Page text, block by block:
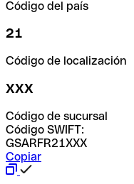
Código del país
21
Código de localización
XXX
Código de sucursal
Código SWIFT:
GSARFR21XXX
Copiar